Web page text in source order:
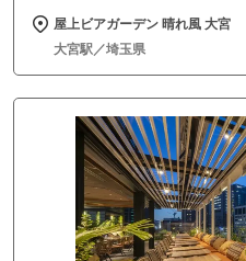
屋上ビアガーデン 晴れ風 大宮
大宮駅／埼玉県